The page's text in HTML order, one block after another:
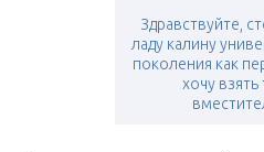
Здравствуйте,
ладу калину
поколения как
хочу взять